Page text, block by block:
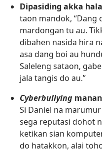
Dipasiding akka
taon mandok, “Dang
mardongan tu au.
dibahen nasida hira
asa dang boi au
Saleleng sataon,
jala tangis do au.”
Cyberbullying
Si Daniel na
sega reputasi dohot
ketikan sian
do hatakkon, alai